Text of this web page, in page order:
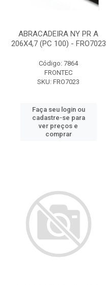
ABRACADEIRA NY PR A
206X4,7 (PC 100) - FRO7023
Código: 7864
FRONTEC
SKU: FRO7023
Faça seu login ou
cadastre-se para
ver preços e
comprar